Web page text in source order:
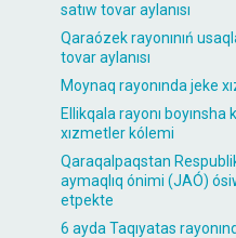
satıw tovar aylanısı
Qaraózek rayonınıń
tovar aylanısı
Moynaq rayonında jeke
Ellikqala rayonı boyınsha
xızmetler kólemi
Qaraqalpaqstan
aymaqlıq ónimi (JAÓ)
etpekte
6 ayda Taqıyatas